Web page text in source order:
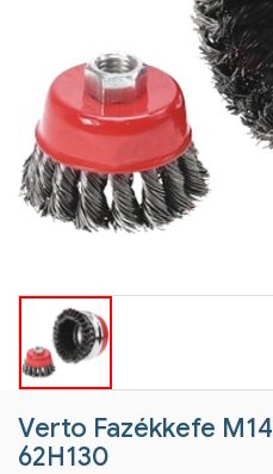
Verto Fazékkefe
62H130